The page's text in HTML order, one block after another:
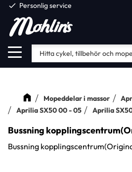
Meny
check Personlig service
Mopeddelar i massor
Aprilia SX50 00 - 05
Aprilia
Bussning
Bussning